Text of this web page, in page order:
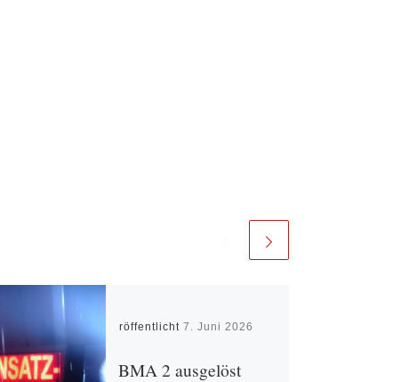
Veröffentlicht 7. Juni 2026
BMA 2 ausgelöst